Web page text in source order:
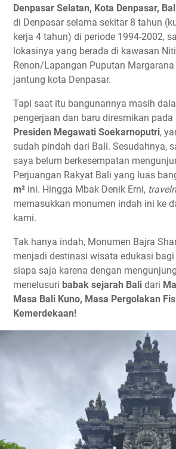
Denpasar Selatan, Kota Denpasar,
di Denpasar selama sekitar 8 tahun
kerja 4 tahun) di periode 1994-2002,
lokasinya yang berada di kawasan
Renon/Lapangan Puputan
jantung kota Denpasar.
Tapi saat itu bangunannya masih
pengerjaan dan baru diresmikan pada
Presiden Megawati Soekarnoputri,
sudah pindah dari Bali. Sesudahnya,
saya belum berkesempatan
Perjuangan Rakyat Bali yang luas
m² ini. Hingga Mbak Denik Erni,
memasukkan monumen indah ini ke
kami.
Tak hanya indah, Monumen Bajra
menjadi destinasi wisata edukasi
siapa saja karena dengan
menelusuri babak sejarah Bali dari
Masa Bali Kuno, Masa Pergolakan
Kemerdekaan!